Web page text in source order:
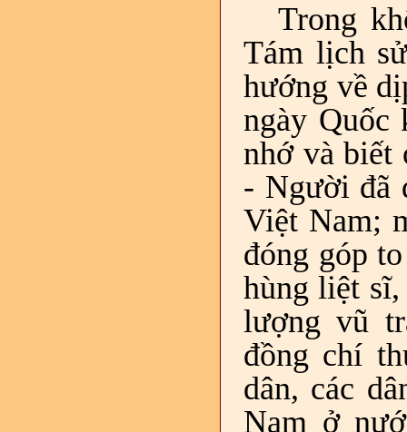
Trong
Tám lịch
hướng về
ngày Quốc
nhớ và biết
- Người đã
Việt Nam;
đóng góp
hùng liệt
lượng vũ
đồng chí
dân, các
Nam ở